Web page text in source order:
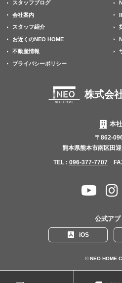
スタッフブログ
会社案内
スタッフ紹介
お近くのNEO HOME
不動産情報
プライバシーポリシー
株式会
本社
〒862-
熊本県熊本市南区田
TEL : 096-377-7707
ン
ネ
ル
公式アプ
iOS
© NEO HOME